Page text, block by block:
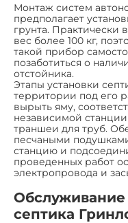
Монтаж систем
предполагает
грунта.
вес более 100 кг,
такой прибор
позаботиться о
отстойника.
Этапы установки
территории под его
вырыть яму,
независимой
траншеи для труб.
песчаными
станцию и
проведенных работ
электропровода и
Обслуживание
септика